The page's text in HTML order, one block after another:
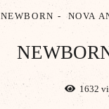
NEWBORN NOVA
1632